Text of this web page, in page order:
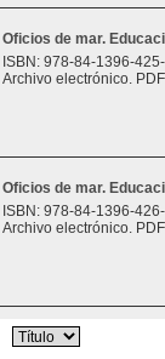
Oficios de mar.
ISBN: 978-84-1396-
Archivo electrónico.
Oficios de mar.
ISBN: 978-84-1396-
Archivo electrónico.